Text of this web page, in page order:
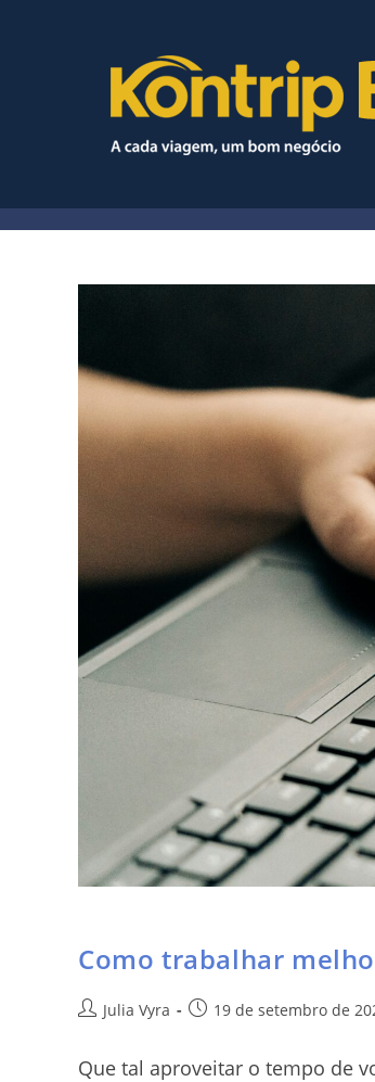
Como trabalhar
Julia Vyra 19 de setembro de
Que tal aproveitar o tempo de